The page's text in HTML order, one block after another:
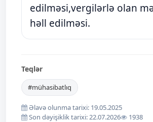
edilməsi,vergilərlə olan
həll edilməsi.
Teqlər
#mühasibatlıq
Əlavə olunma tarixi: 19.05.2025
Son dəyişiklik tarixi: 22.07.2026
1938